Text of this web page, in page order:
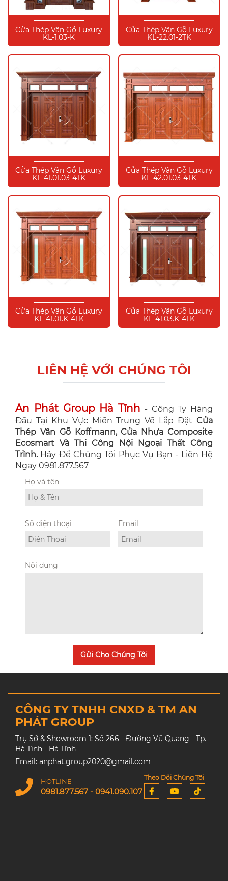
Cửa Thép Vân Gỗ Luxury
KL-1.03-K
Cửa Thép Vân Gỗ Luxury
KL-22.01-2TK
Cửa Thép Vân Gỗ Luxury
KL-41.01.03-4TK
Cửa Thép Vân Gỗ Luxury
KL-42.01.03-4TK
Cửa Thép Vân Gỗ Luxury
KL-41.01.K-4TK
Cửa Thép Vân Gỗ Luxury
KL-41.03.K-4TK
LIÊN HỆ VỚI CHÚNG TÔI
An Phát Group Hà Tĩnh - Công Ty Hàng
Đầu Tại Khu Vực Miền Trung Về Lắp Đặt Cửa
Thép Vân Gỗ Koffmann, Cửa Nhựa Composite
Ecosmart Và Thi Công Nội Ngoại Thất Công
Trình. Hãy Để Chúng Tôi Phục Vụ Bạn - Liên Hệ
Ngay 0981.877.567
Họ và tên
Số điện thoại Email
Nội dung
Gửi Cho Chúng Tôi
CÔNG TY TNHH CNXD & TM AN
PHÁT GROUP
Trụ Sở & Showroom 1: Số 266 - Đường Vũ Quang - Tp.
Hà Tĩnh - Hà Tĩnh
Email: anphat.group2020@gmail.com
HOTLINE
0981.877.567 - 0941.090.107
Theo Dõi Chúng Tôi